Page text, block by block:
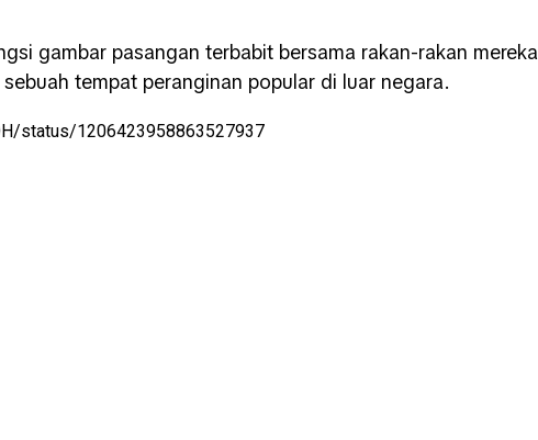
gambar pasangan terbabit bersama rakan-rakan mereka
tempat peranginan popular di luar negara.
status/1206423958863527937